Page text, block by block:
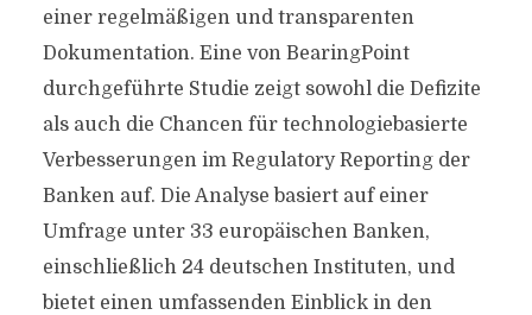
einer regelmäßigen und transparenten
Dokumentation. Eine von BearingPoint
durchgeführte Studie zeigt sowohl die Defizite
als auch die Chancen für technologiebasierte
Verbesserungen im Regulatory Reporting der
Banken auf. Die Analyse basiert auf einer
Umfrage unter 33 europäischen Banken,
einschließlich 24 deutschen Instituten, und
bietet einen umfassenden Einblick in den